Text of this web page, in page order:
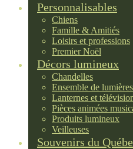
Personnalisables
Chiens
Famille & Amitiés
Loisirs et professions
Premier Noël
Décors lumineux
Chandelles
Ensemble de lumières
Lanternes et
Pièces animées
Produits lumineux
Veilleuses
Souvenirs du